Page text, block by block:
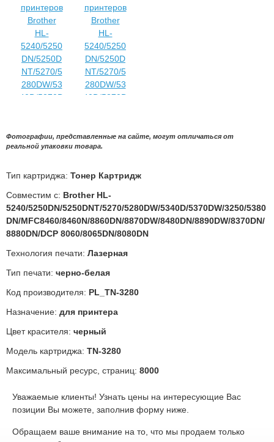
Фотографии, представленные на сайте, могут отличаться от
реальной упаковки товара.
Тип картриджа: Тонер Картридж
Совместим с: Brother HL-
5240/5250DN/5250DNT/5270/5280DW/5340D/5370DW/3250/5380
DN/MFC8460/8460N/8860DN/8870DW/8480DN/8890DW/8370DN/
8880DN/DCP 8060/8065DN/8080DN
Технология печати: Лазерная
Тип печати: черно-белая
Код производителя: PL_TN-3280
Назначение: для принтера
Цвет красителя: черный
Модель картриджа: TN-3280
Максимальный ресурс, страниц: 8000
Уважаемые клиенты! Узнать цены на интересующие Вас
позиции Вы можете, заполнив форму ниже.
Обращаем ваше внимание на то, что мы продаем только